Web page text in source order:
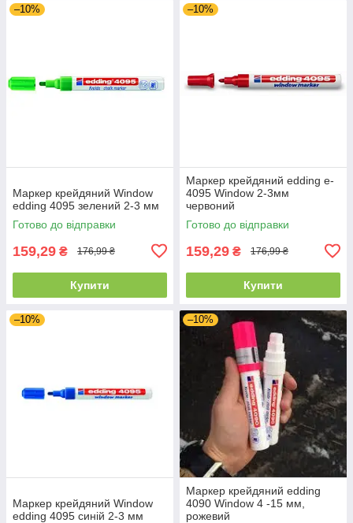
–10%
Маркер крейдяний Window
edding 4095 зелений 2-3 мм
Готово до відправки
159,29 ₴ 176,99 ₴
Купити
–10%
Маркер крейдяний edding e-
4095 Window 2-3мм
червоний
Готово до відправки
159,29 ₴ 176,99 ₴
Купити
–10%
Маркер крейдяний Window
edding 4095 синій 2-3 мм
–10%
Маркер крейдяний edding
4090 Window 4 -15 мм,
рожевий